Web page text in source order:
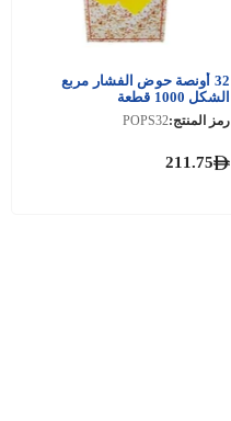
32 أونصة حوض الفشار مربع
الشكل 1000 قطعة
رمز المنتج:POPS32
211.75